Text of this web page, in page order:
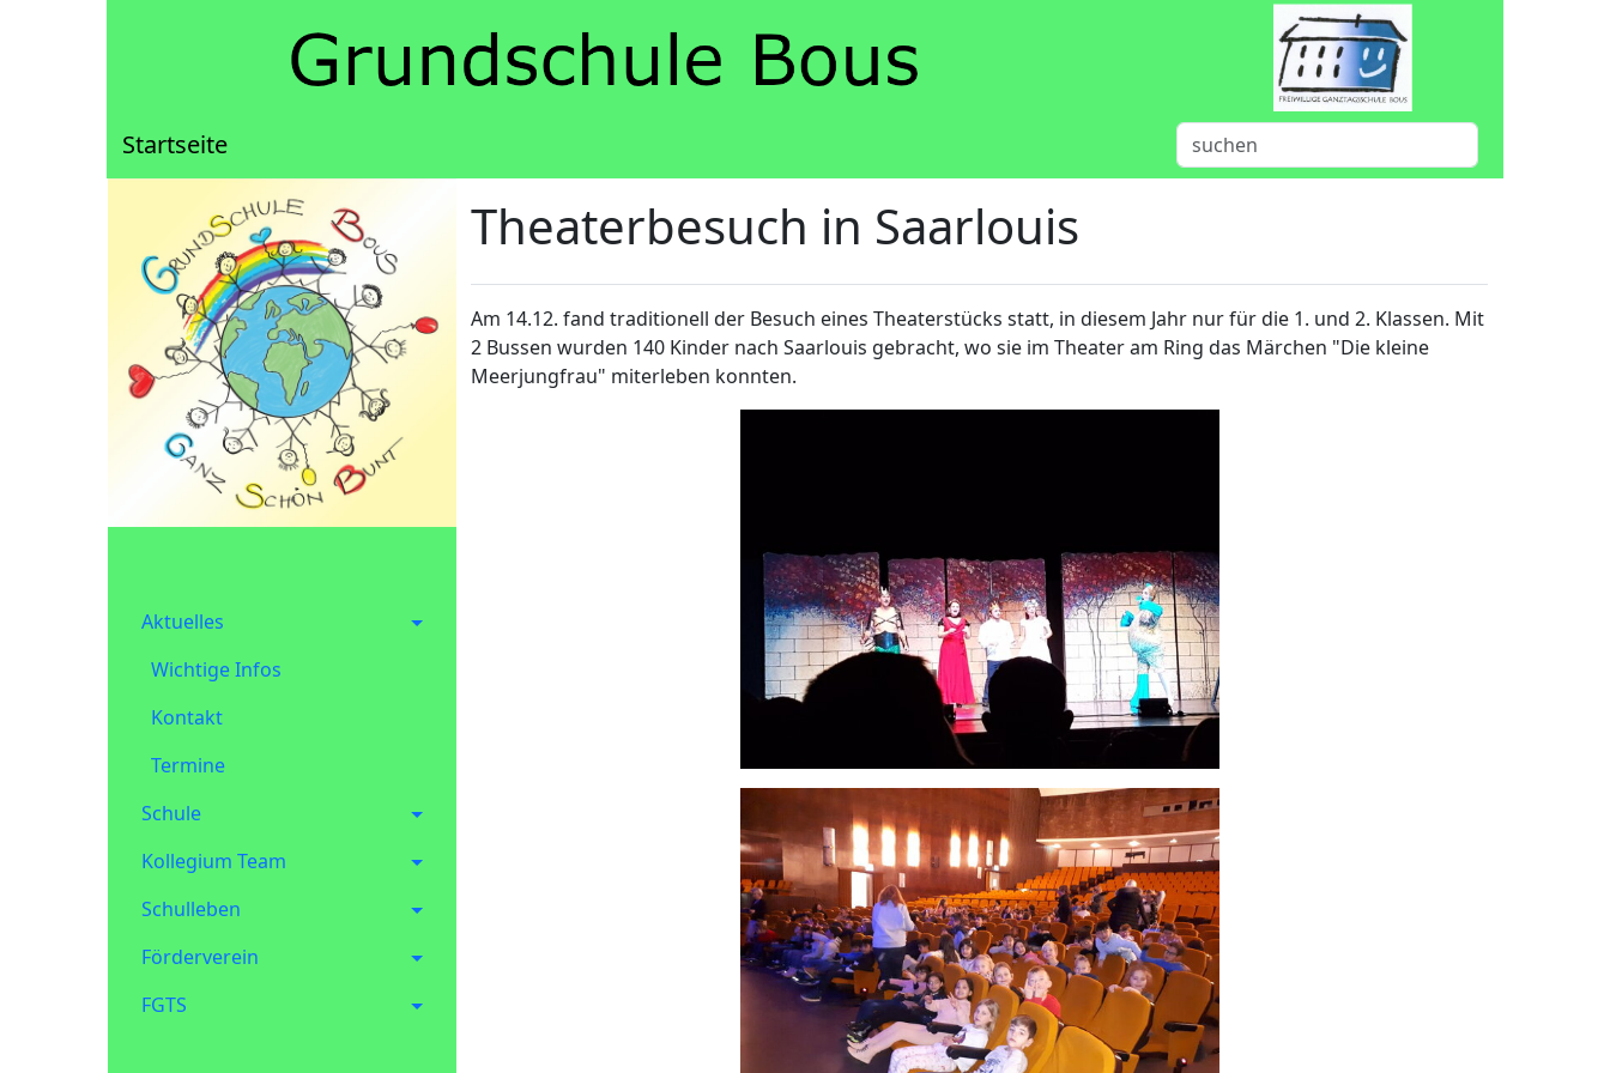
Startseite
Aktuelles
Wichtige Infos
Kontakt
Termine
Schule
Kollegium Team
Schulleben
Förderverein
FGTS
Theaterbesuch in Saarlouis
Am 14.12. fand traditionell der Besuch eines Theaterstücks statt, in diesem Jahr nur für die 1. und 2. Klassen. Mit
2 Bussen wurden 140 Kinder nach Saarlouis gebracht, wo sie im Theater am Ring das Märchen "Die kleine
Meerjungfrau" miterleben konnten.